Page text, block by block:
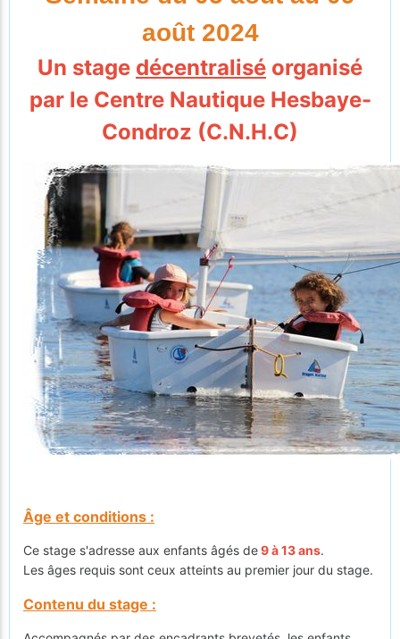
août 2024
Un stage décentralisé organisé
par le Centre Nautique Hesbaye-
Condroz (C.N.H.C)
Âge et conditions :
Ce stage s'adresse aux enfants âgés de9 à 13 ans.
Les âges requis sont ceux atteints au premier jour du stage.
Contenu du stage :